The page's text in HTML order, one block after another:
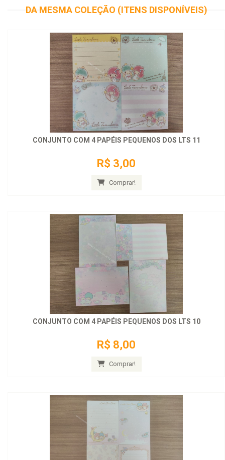
DA MESMA COLEÇÃO (ITENS DISPONÍVEIS)
CONJUNTO COM 4 PAPÉIS PEQUENOS DOS LTS 11
R$ 3,00
Comprar!
CONJUNTO COM 4 PAPÉIS PEQUENOS DOS LTS 10
R$ 8,00
Comprar!